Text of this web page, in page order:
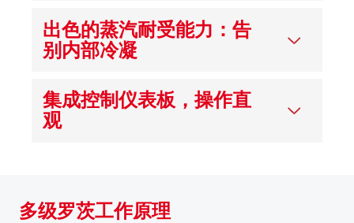
出色的蒸汽耐受能力：告
别内部冷凝
集成控制仪表板，操作直
观
多级罗茨工作原理